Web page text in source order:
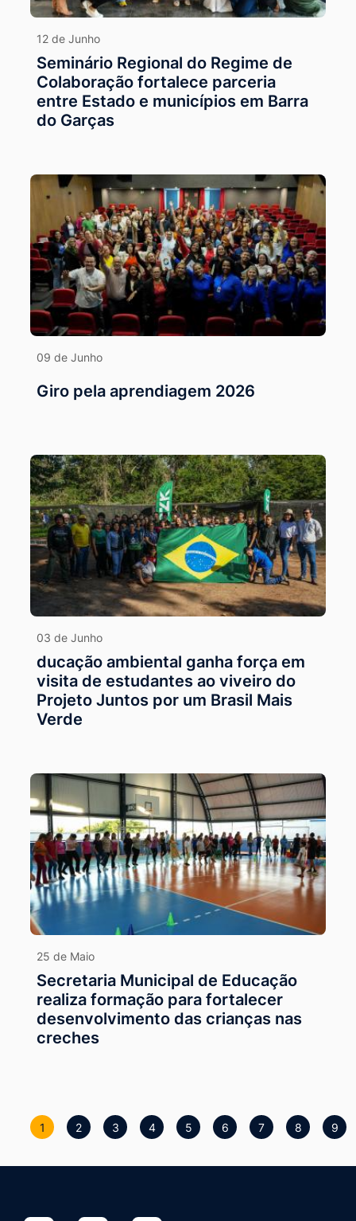
12 de Junho
Seminário Regional do Regime de
Colaboração fortalece parceria
entre Estado e municípios em Barra
do Garças
09 de Junho
Giro pela aprendiagem 2026
03 de Junho
ducação ambiental ganha força em
visita de estudantes ao viveiro do
Projeto Juntos por um Brasil Mais
Verde
25 de Maio
Secretaria Municipal de Educação
realiza formação para fortalecer
desenvolvimento das crianças nas
creches
1 2 3 4 5 6 7 8 9